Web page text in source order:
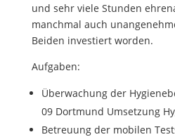
und sehr viele Stunden
manchmal auch
Beiden investiert worden.
Aufgaben:
Überwachung der
09 Dortmund Umsetzung
Betreuung der mobilen